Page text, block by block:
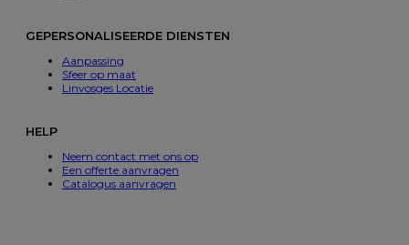
GEPERSONALISEERDE DIENSTEN
Aanpassing
Sfeer op maat
Linvosges Locatie
HELP
Neem contact met ons op
Een offerte aanvragen
Catalogus aanvragen